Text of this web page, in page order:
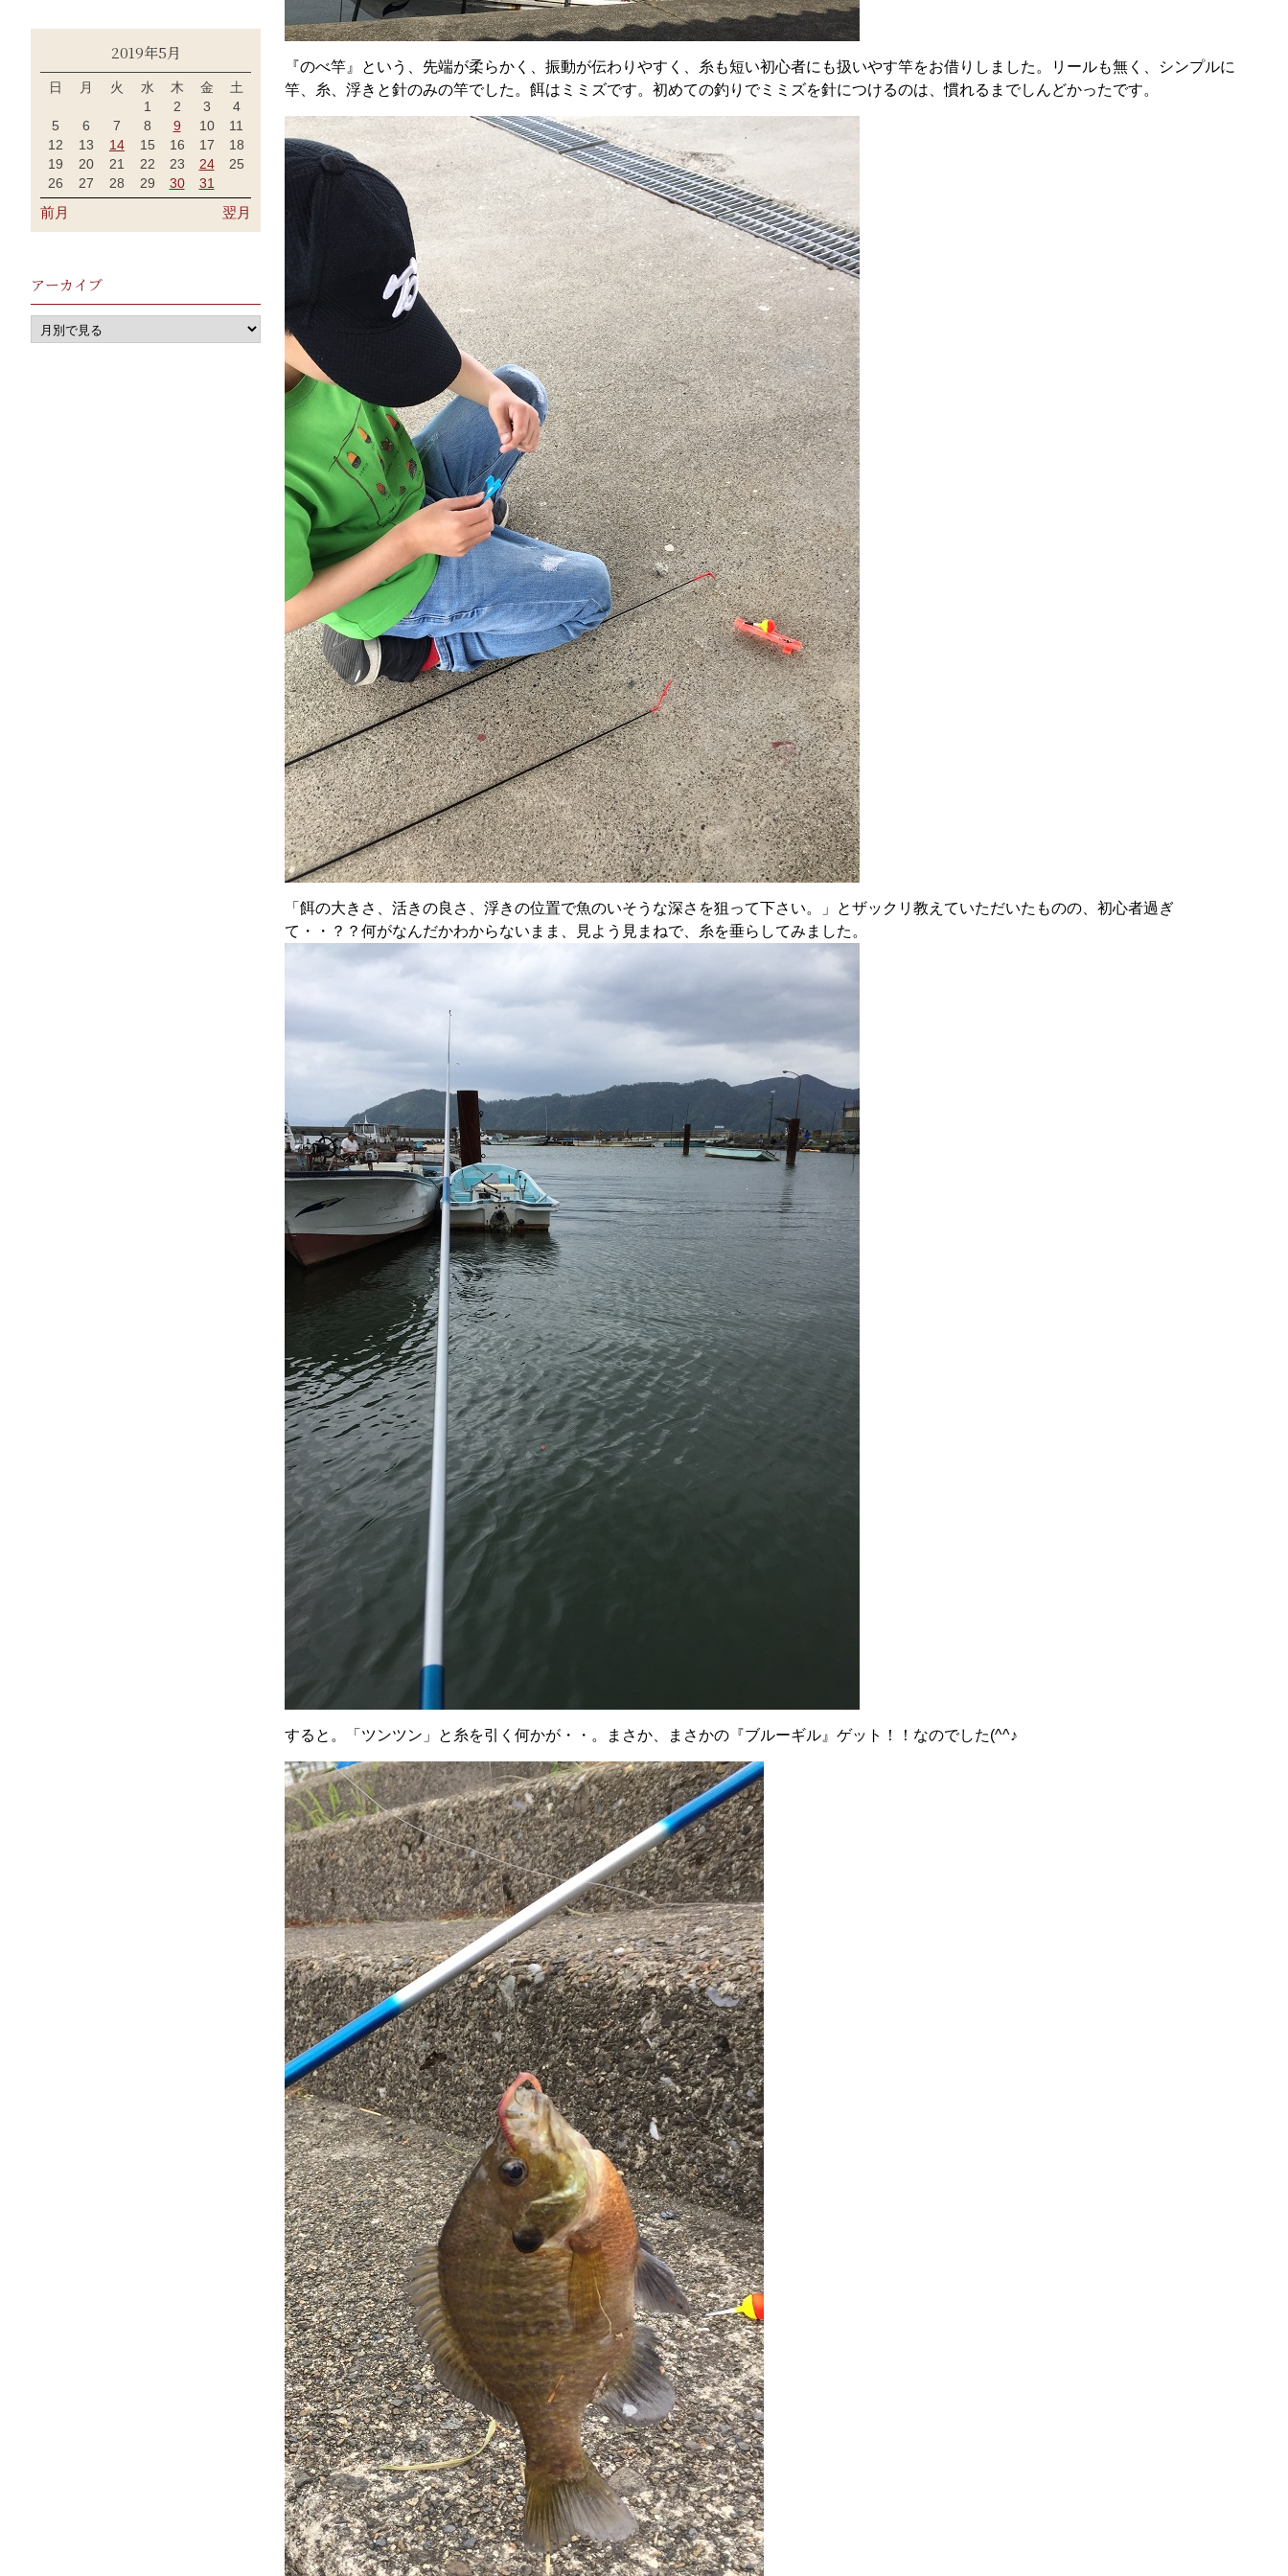
『のべ竿』という、先端が柔らかく、振動が伝わりやすく、糸も短い初心者にも扱いやす竿をお借りしました。リールも無く、シンプルに
竿、糸、浮きと針のみの竿でした。餌はミミズです。初めての釣りでミミズを針につけるのは、慣れるまでしんどかったです。
「餌の大きさ、活きの良さ、浮きの位置で魚のいそうな深さを狙って下さい。」とザックリ教えていただいたものの、初心者過ぎ
て・・？？何がなんだかわからないまま、見よう見まねで、糸を垂らしてみました。
すると。「ツンツン」と糸を引く何かが・・。まさか、まさかの『ブルーギル』ゲット！！なのでした(^^♪
2019年5月
日 月 火 水 木 金
土
1
2 3
4
5
6 7 8 9 10
11
12
13 14 15 16 17
18
19
20 21 22 23 24
25
26
27 28 29 30 31
前月 翌月
アーカイブ